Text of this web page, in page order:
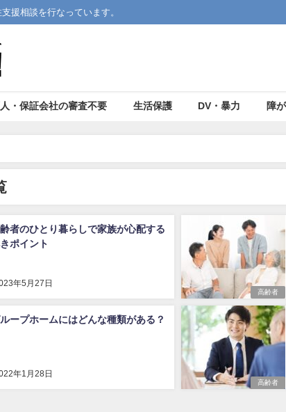
援相談を行なっています。
・保証会社の審査不要 生活保護 DV・暴力 障
者のひとり暮らしで家族が心配する
ポイント
年5月27日
高齢者
ープホームにはどんな種類がある？
年1月28日
高齢者